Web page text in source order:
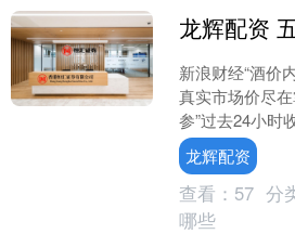
新浪财经“酒价
真实市场价尽
参”过去24小时
酒市场主要大单
29日再度小幅....
龙辉配资
查看： 57 分
哪些